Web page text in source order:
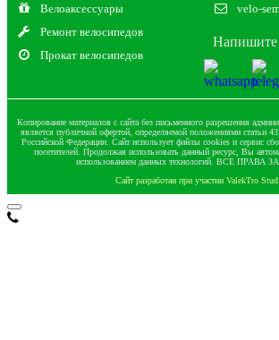
Велоаксессуары
Ремонт велосипедов
Прокат велосипедов
velo-
Напишите
Копирование материалов с сайта без письменного разрешения
является публичной офертой, определяемой положениями статьи
Российской Федерации. Сайт использует файлы cookies и сервис
посетителей. Продолжая использовать данный ресурс, Вы
использованием данных технологий. ВСЕ
Сайт разработан при участии ValekTro